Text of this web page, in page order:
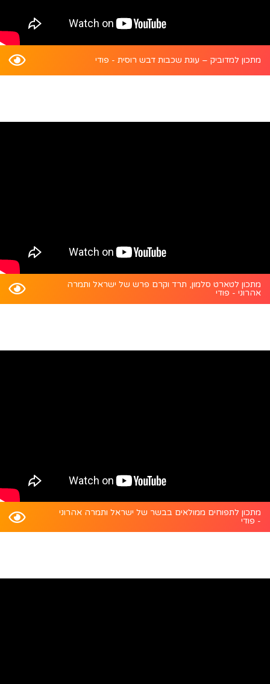
מתכון למדוביק – עוגת שכבות דבש רוסית - פודי
מתכון לטארט סלמון, תרד וקרם פרש של ישראל ותמרה
אהרוני - פודי
מתכון לתפוחים ממולאים בבשר של ישראל ותמרה אהרוני
- פודי